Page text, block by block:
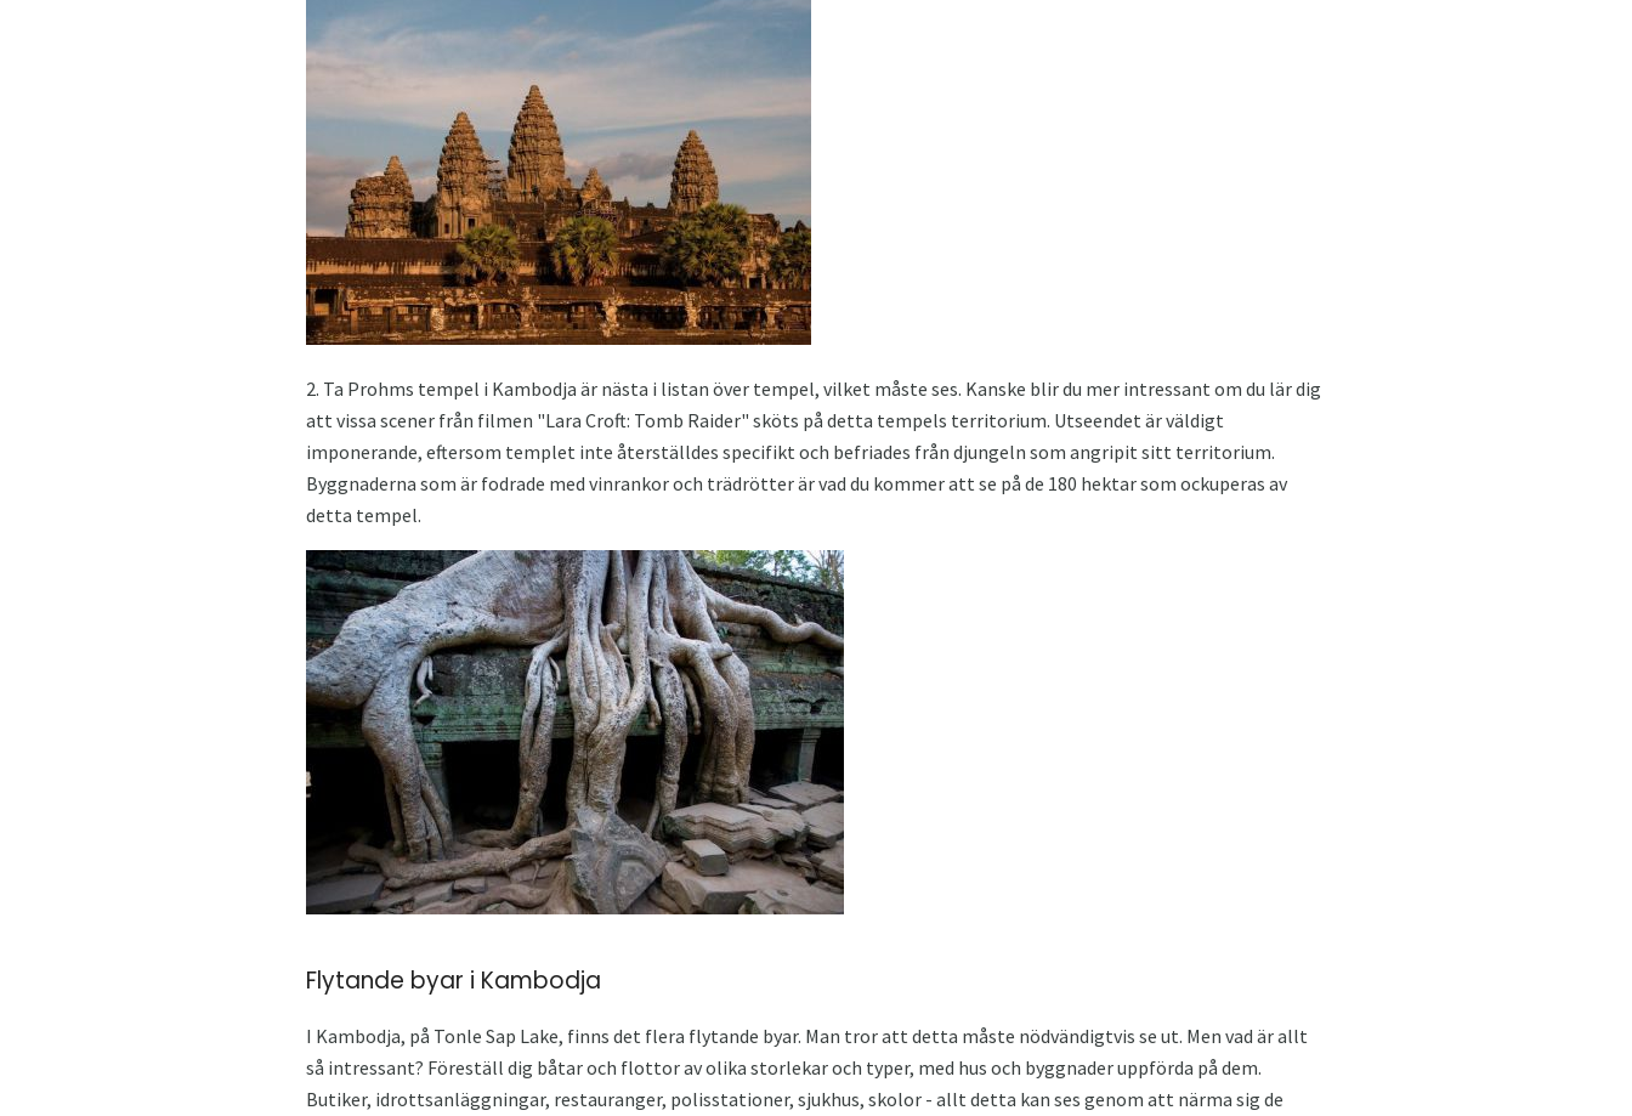
2. Ta Prohms tempel i Kambodja är nästa i listan över tempel, vilket måste ses. Kanske blir du mer intressant om du lär dig
att vissa scener från filmen "Lara Croft: Tomb Raider" sköts på detta tempels territorium. Utseendet är väldigt
imponerande, eftersom templet inte återställdes specifikt och befriades från djungeln som angripit sitt territorium.
Byggnaderna som är fodrade med vinrankor och trädrötter är vad du kommer att se på de 180 hektar som ockuperas av
detta tempel.
Flytande byar i Kambodja
I Kambodja, på Tonle Sap Lake, finns det flera flytande byar. Man tror att detta måste nödvändigtvis se ut. Men vad är allt
så intressant? Föreställ dig båtar och flottor av olika storlekar och typer, med hus och byggnader uppförda på dem.
Butiker, idrottsanläggningar, restauranger, polisstationer, sjukhus, skolor - allt detta kan ses genom att närma sig de